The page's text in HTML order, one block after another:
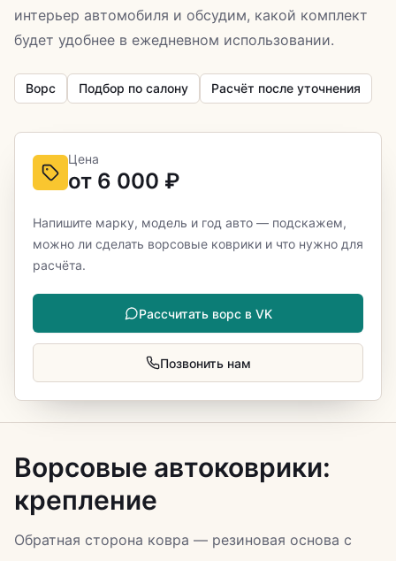
интерьер автомобиля и обсудим, какой комплект
будет удобнее в ежедневном использовании.
Ворс Подбор по салону Расчёт после уточнения
Цена
от 6 000 ₽
Напишите марку, модель и год авто — подскажем,
можно ли сделать ворсовые коврики и что нужно для
расчёта.
Рассчитать ворс в VK
Позвонить нам
Ворсовые автоковрики:
крепление
Обратная сторона ковра — резиновая основа с